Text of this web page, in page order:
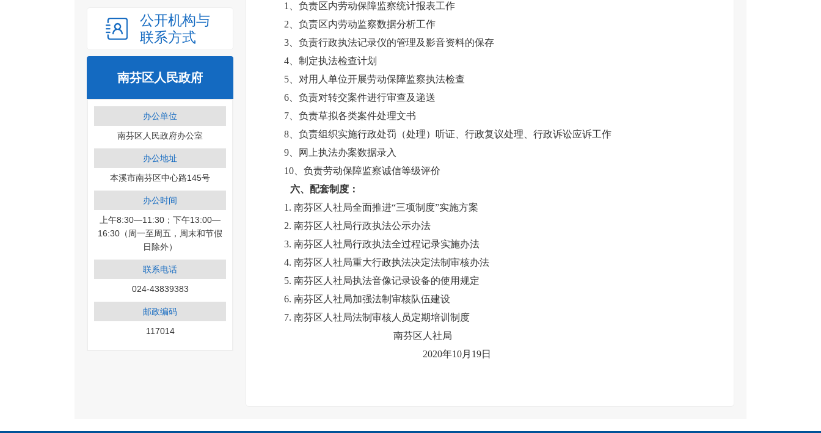
公开机构与
联系方式
南芬区人民政府
办公单位
南芬区人民政府办公室
办公地址
本溪市南芬区中心路145号
办公时间
上午8:30—11:30；下午13:00—
16:30（周一至周五，周末和节假
日除外）
联系电话
024-43839383
邮政编码
117014
1
、负责区内劳动保障监察统计报表工作
2 、负责区内劳动监察数据分析工作
3 、负责行政执法记录仪的管理及影音资料的保存
4 、制定执法检查计划
5 、对用人单位开展劳动保障监察执法检查
6 、负责对转交案件进行审查及递送
7 、负责草拟各类案件处理文书
8 、负责组织实施行政处罚（处理）听证、行政复议处理、行政诉讼应诉工作
9 、网上执法办案数据录入
10 、负责劳动保障监察诚信等级评价
六、配套制度：
1. 南芬区人社局全面推进“三项制度”实施方案
2. 南芬区人社局行政执法公示办法
3. 南芬区人社局行政执法全过程记录实施办法
4. 南芬区人社局重大行政执法决定法制审核办法
5. 南芬区人社局执法音像记录设备的使用规定
6. 南芬区人社局加强法制审核队伍建设
7. 南芬区人社局法制审核人员定期培训制度
南芬区人社局
2020年10月19日